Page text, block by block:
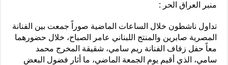
منبر العراق الحر :
تداول ناشطون خلال الساعات الماضية صوراً جمعت بين الفنانة
المصرية صابرين والمنتج اللبناني عامر الصباح، خلال حضورهما
معاً حفل زفاف الفنانة ريم سامي، شقيقة المخرج محمد
سامي، الذي أقيم يوم الجمعة الماضي، ما أثار فضول البعض